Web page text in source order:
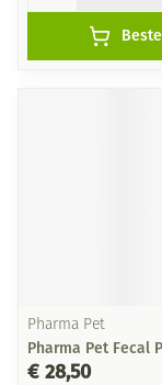
Pharma Pet
Pharma Pet Fecal
€ 28,50